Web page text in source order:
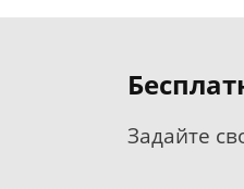
Задайте